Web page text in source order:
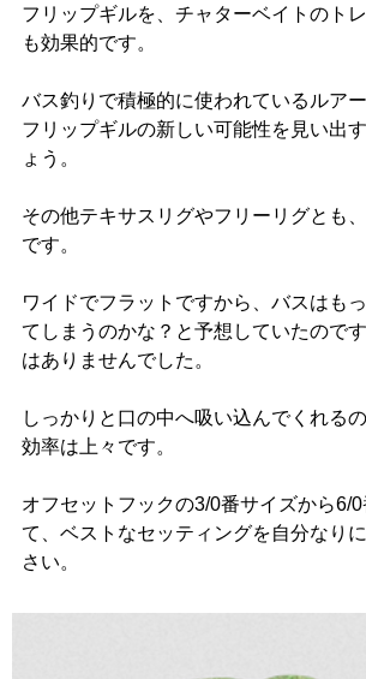
フリップギルを、チャターベイトのト
も効果的です。
バス釣りで積極的に使われているルア
フリップギルの新しい可能性を見い出
ょう。
その他テキサスリグやフリーリグとも
です。
ワイドでフラットですから、バスはも
てしまうのかな？と予想していたので
はありませんでした。
しっかりと口の中へ吸い込んでくれる
効率は上々です。
オフセットフックの3/0番サイズから6/
て、ベストなセッティングを自分なり
さい。